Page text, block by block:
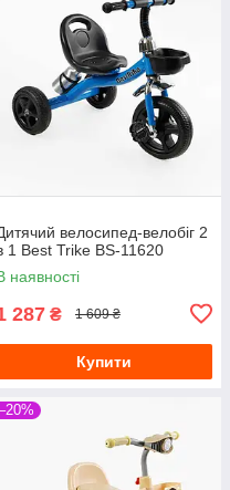
велосипед-велобіг 2
1 Best Trike BS-11620
наявності
287 ₴ 1 609 ₴
Купити